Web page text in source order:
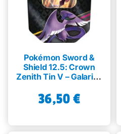
Pokémon Sword &
Shield 12.5: Crown
Zenith Tin V – Galarian
36,50€